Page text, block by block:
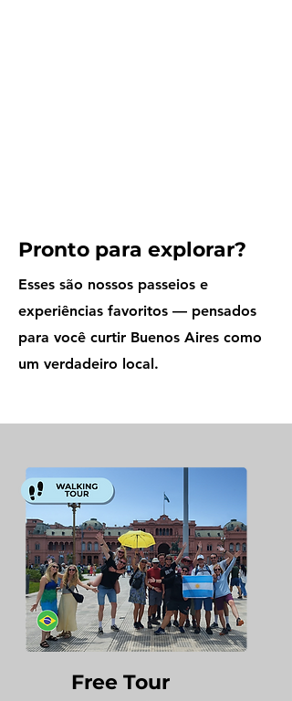
Pronto para explorar?
Esses são nossos passeios e
experiências favoritos — pensados
para você curtir Buenos Aires como
um verdadeiro local.
Free Tour